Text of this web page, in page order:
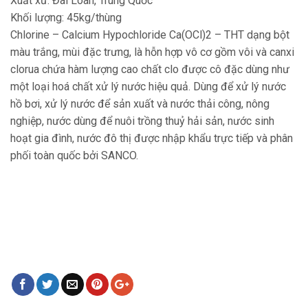
Khối lượng: 45kg/thùng
Chlorine – Calcium Hypochloride Ca(OCl)2 – THT dạng bột
màu trắng, mùi đặc trưng, là hỗn hợp vô cơ gồm vôi và canxi
clorua chứa hàm lượng cao chất clo được cô đặc dùng như
một loại hoá chất xử lý nước hiệu quả. Dùng để xử lý nước
hồ bơi, xử lý nước để sản xuất và nước thải công, nông
nghiệp, nước dùng để nuôi trồng thuỷ hải sản, nước sinh
hoạt gia đình, nước đô thị được nhập khẩu trực tiếp và phân
phối toàn quốc bởi SANCO.